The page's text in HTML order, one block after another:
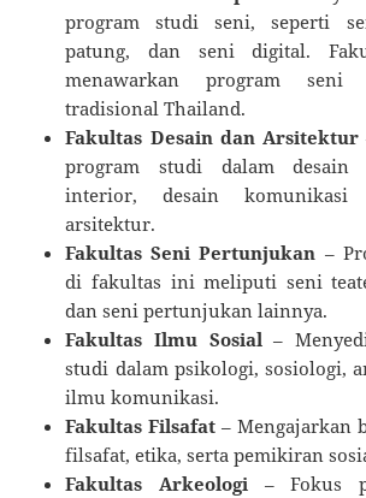
program studi seni, seperti
patung, dan seni digital.
menawarkan program seni
tradisional Thailand.
Fakultas Desain dan Arsitektur
program studi dalam desain
interior, desain komunikasi
arsitektur.
Fakultas Seni Pertunjukan –
di fakultas ini meliputi seni
dan seni pertunjukan lainnya.
Fakultas Ilmu Sosial–
studi dalam psikologi, sosiologi,
ilmu komunikasi.
Fakultas Filsafat – Mengajarkan
filsafat, etika, serta pemikiran
Fakultas Arkeologi – Fokus